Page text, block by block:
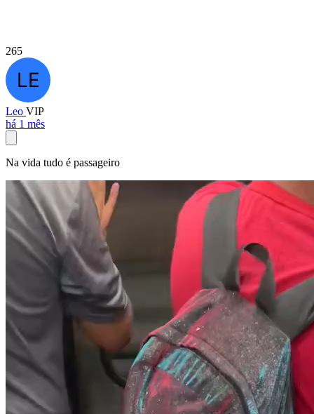
265
Leo VIP
há 1 mês
Na vida tudo é passageiro